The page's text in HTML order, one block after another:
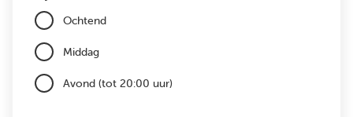
Ochtend
Middag
Avond (tot 20:00 uur)